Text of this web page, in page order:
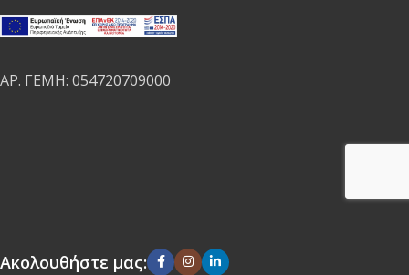
ΑΡ. ΓΕΜΗ: 054720709000
Ακολουθήστε μας: